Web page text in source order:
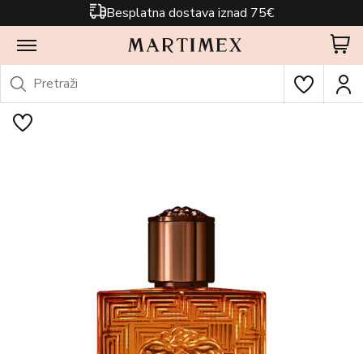
Besplatna dostava iznad 75€